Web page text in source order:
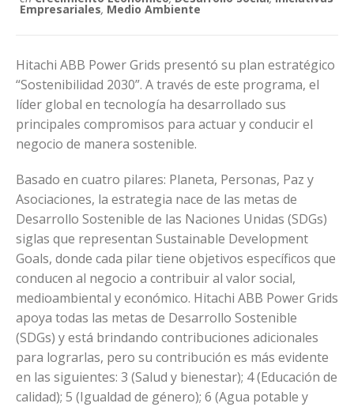
Empresariales, Medio Ambiente
Hitachi ABB Power Grids presentó su plan estratégico
“Sostenibilidad 2030”. A través de este programa, el
líder global en tecnología ha desarrollado sus
principales compromisos para actuar y conducir el
negocio de manera sostenible.
Basado en cuatro pilares: Planeta, Personas, Paz y
Asociaciones, la estrategia nace de las metas de
Desarrollo Sostenible de las Naciones Unidas (SDGs)
siglas que representan Sustainable Development
Goals, donde cada pilar tiene objetivos específicos que
conducen al negocio a contribuir al valor social,
medioambiental y económico. Hitachi ABB Power Grids
apoya todas las metas de Desarrollo Sostenible
(SDGs) y está brindando contribuciones adicionales
para lograrlas, pero su contribución es más evidente
en las siguientes: 3 (Salud y bienestar); 4 (Educación de
calidad); 5 (Igualdad de género); 6 (Agua potable y